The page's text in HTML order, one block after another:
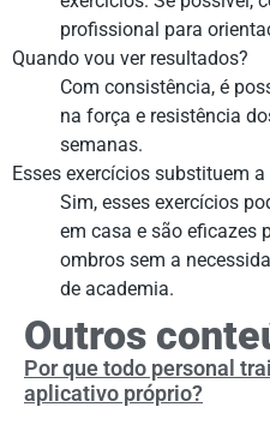
profissional para
Quando vou ver resultados?
Com consistência, é
na força e resistência
semanas.
Esses exercícios substituem
Sim, esses exercícios
em casa e são eficazes
ombros sem a
de academia.
Outros
Por que todo personal
aplicativo próprio?